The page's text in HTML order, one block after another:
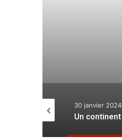
30 janvier 2024